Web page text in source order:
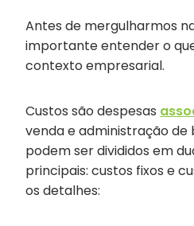
Antes de mergulharmos
importante entender o
contexto empresarial.
Custos são despesas
venda e administração de
podem ser divididos em
principais: custos fixos e
os detalhes: